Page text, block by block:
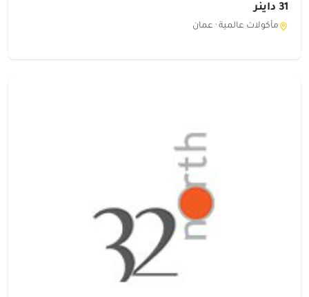
31 داينر
مأكولات عالمية · عمان